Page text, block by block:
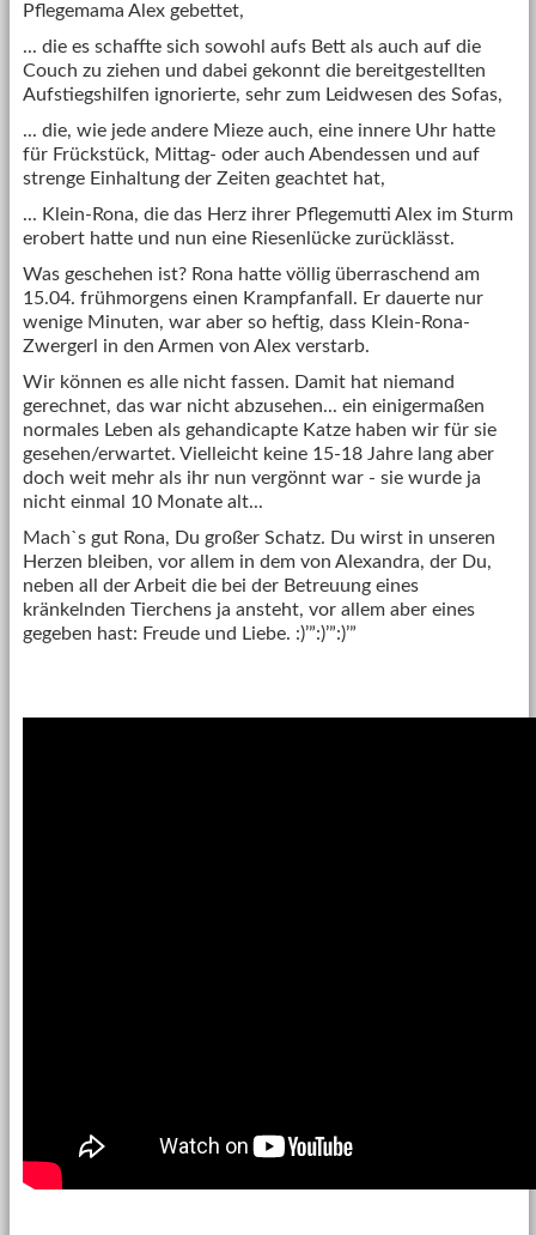
Pflegemama Alex gebettet,
... die es schaffte sich sowohl aufs Bett als auch auf die
Couch zu ziehen und dabei gekonnt die bereitgestellten
Aufstiegshilfen ignorierte, sehr zum Leidwesen des Sofas,
... die, wie jede andere Mieze auch, eine innere Uhr hatte
für Frückstück, Mittag- oder auch Abendessen und auf
strenge Einhaltung der Zeiten geachtet hat,
... Klein-Rona, die das Herz ihrer Pflegemutti Alex im Sturm
erobert hatte und nun eine Riesenlücke zurücklässt.
Was geschehen ist? Rona hatte völlig überraschend am
15.04. frühmorgens einen Krampfanfall. Er dauerte nur
wenige Minuten, war aber so heftig, dass Klein-Rona-
Zwergerl in den Armen von Alex verstarb.
Wir können es alle nicht fassen. Damit hat niemand
gerechnet, das war nicht abzusehen... ein einigermaßen
normales Leben als gehandicapte Katze haben wir für sie
gesehen/erwartet. Vielleicht keine 15-18 Jahre lang aber
doch weit mehr als ihr nun vergönnt war - sie wurde ja
nicht einmal 10 Monate alt...
Mach`s gut Rona, Du großer Schatz. Du wirst in unseren
Herzen bleiben, vor allem in dem von Alexandra, der Du,
neben all der Arbeit die bei der Betreuung eines
kränkelnden Tierchens ja ansteht, vor allem aber eines
gegeben hast: Freude und Liebe. :)’”:)’”:)’”